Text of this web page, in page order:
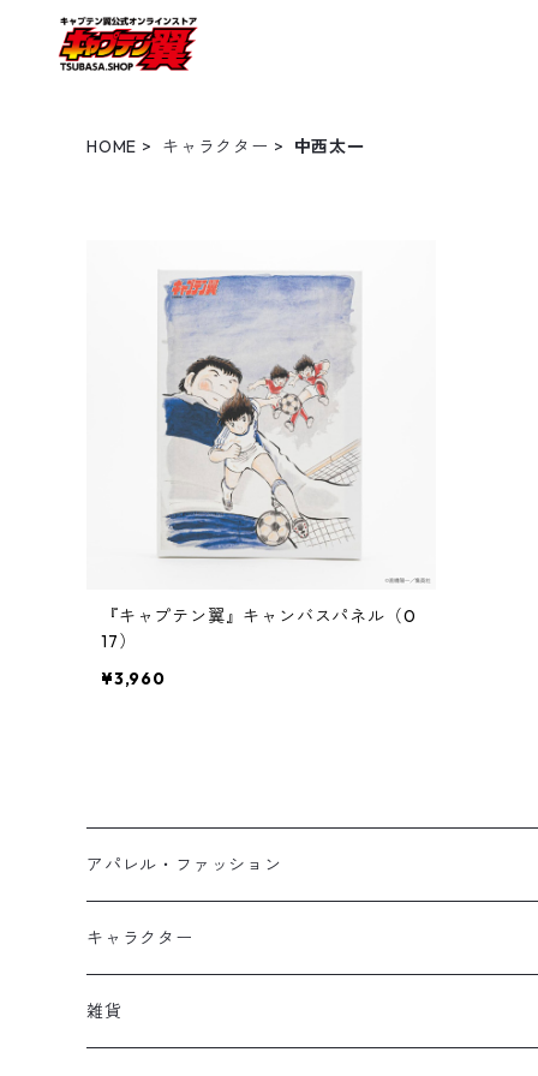
HOME キャラクター 中西太一
『キャプテン翼』キャンバスパネル（0
17）
¥3,960
アパレル・ファッション
キッズ
フーディー
大人
キャラクター
大空翼
雑貨